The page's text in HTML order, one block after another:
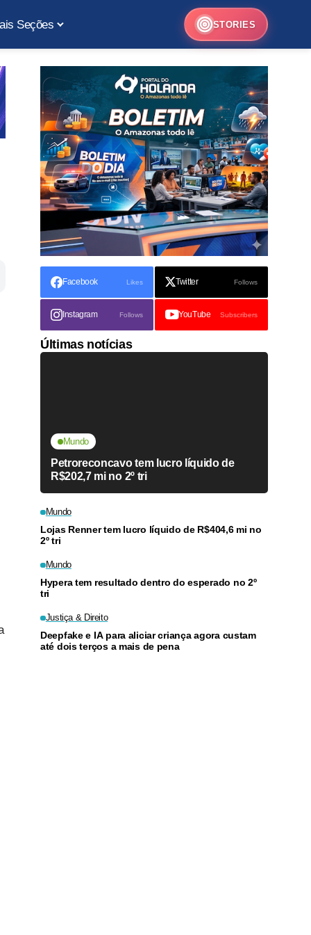
Seções STORIES
Facebook Likes Twitter Follows
Instagram Follows YouTube Subscribers
Últimas notícias
Mundo
Petroreconcavo tem lucro líquido de
R$202,7 mi no 2º tri
Mundo
Lojas Renner tem lucro líquido de R$404,6 mi no
2º tri
Mundo
Hypera tem resultado dentro do esperado no 2º
tri
Justiça & Direito
Deepfake e IA para aliciar criança agora custam
até dois terços a mais de pena